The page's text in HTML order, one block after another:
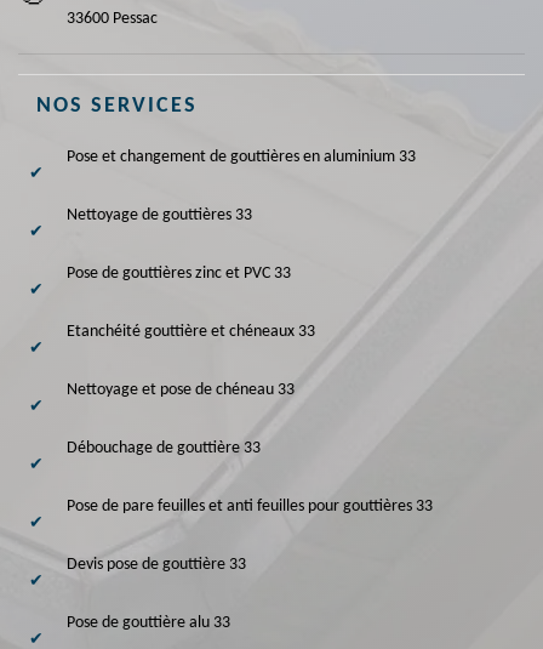
33600 Pessac
NOS SERVICES
Pose et changement de gouttières en aluminium 33
Nettoyage de gouttières 33
Pose de gouttières zinc et PVC 33
Etanchéité gouttière et chéneaux 33
Nettoyage et pose de chéneau 33
Débouchage de gouttière 33
Pose de pare feuilles et anti feuilles pour gouttières 33
Devis pose de gouttière 33
Pose de gouttière alu 33